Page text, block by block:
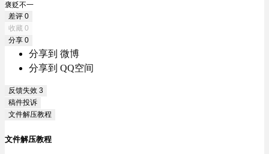
褒贬不一
差评 0
收藏 0
分享 0
分享到 微博
分享到 QQ空间
反馈失效 3
稿件投诉
文件解压教程
文件解压教程